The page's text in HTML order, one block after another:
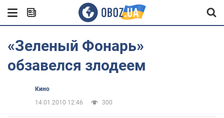
«Зеленый Фонарь»
обзавелся злодеем
Кино
14.01.2010 12:46
300